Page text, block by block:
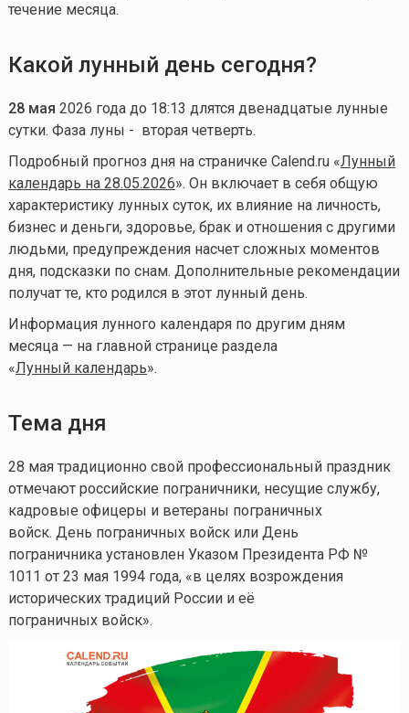
течение месяца.
Какой лунный день сегодня?
28 мая 2026 года до 18:13 длятся двенадцатые лунные
сутки. Фаза луны - вторая четверть.
Подробный прогноз дня на страничке Calend.ru «Лунный
календарь на 28.05.2026». Он включает в себя общую
характеристику лунных суток, их влияние на личность,
бизнес и деньги, здоровье, брак и отношения с другими
людьми, предупреждения насчет сложных моментов
дня, подсказки по снам. Дополнительные рекомендации
получат те, кто родился в этот лунный день.
Информация лунного календаря по другим дням
месяца — на главной странице раздела
«Лунный календарь».
Тема дня
28 мая традиционно свой профессиональный праздник
отмечают российские пограничники, несущие службу,
кадровые офицеры и ветераны пограничных
войск. День пограничных войск или День
пограничника установлен Указом Президента РФ №
1011 от 23 мая 1994 года, «в целях возрождения
исторических традиций России и её
пограничных войск».